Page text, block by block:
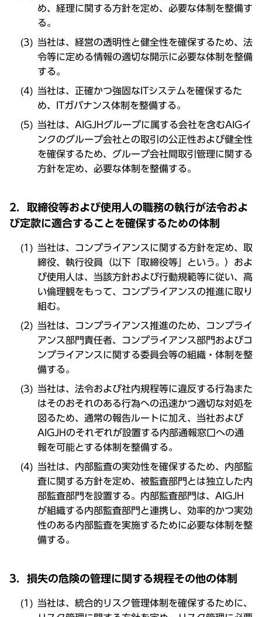
め、経理に関する方針を定め、必要な体制を整備す
る。
当社は、経営の透明性と健全性を確保するため、法
令等に定める情報の適切な開示に必要な体制を整備
する。
当社は、正確かつ強固なITシステムを確保するた
め、ITガバナンス体制を整備する。
当社は、AIGJHグループに属する会社を含むAIGイ
ンクのグループ会社との取引の公正性および健全性
を確保するため、グループ会社間取引管理に関する
方針を定め、必要な体制を整備する。
2．取締役等および使用人の職務の執行が法令およ
び定款に適合することを確保するための体制
当社は、コンプライアンスに関する方針を定め、取
締役、執行役員（以下「取締役等」という。）およ
び使用人は、当該方針および行動規範等に従い、高
い倫理観をもって、コンプライアンスの推進に取り
組む。
当社は、コンプライアンス推進のため、コンプライ
アンス部門責任者、コンプライアンス部門およびコ
ンプライアンスに関する委員会等の組織・体制を整
備する。
当社は、法令および社内規程等に違反する行為また
はそのおそれのある行為への迅速かつ適切な対処を
図るため、通常の報告ルートに加え、当社および
AIGJHのそれぞれが設置する内部通報窓口への通
報を可能とする体制を整備する。
当社は、内部監査の実効性を確保するため、内部監
査に関する方針を定め、被監査部門とは独立した内
部監査部門を設置する。内部監査部門は、AIGJH
が組織する内部監査部門と連携し、効率的かつ実効
性のある内部監査を実施するために必要な体制を整
備する。
3．損失の危険の管理に関する規程その他の体制
当社は、統合的リスク管理体制を確保するために、